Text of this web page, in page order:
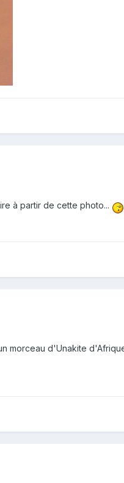
à partir de cette photo...
morceau d'Unakite